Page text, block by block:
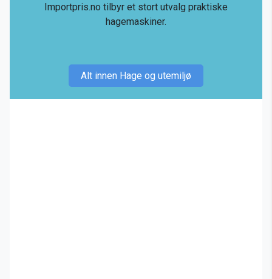
Importpris.no tilbyr et stort utvalg praktiske
hagemaskiner.
Alt innen Hage og utemiljø